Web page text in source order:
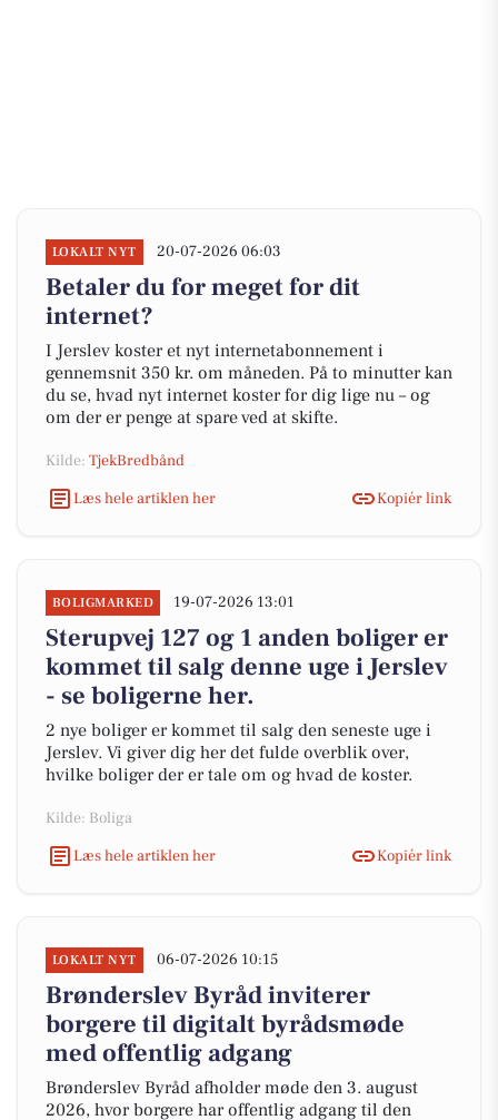
LOKALT NYT 20-07-2026 06:03
Betaler du for meget for dit
internet?
I Jerslev koster et nyt internetabonnement i
gennemsnit 350 kr. om måneden. På to minutter kan
du se, hvad nyt internet koster for dig lige nu – og
om der er penge at spare ved at skifte.
Kilde: TjekBredbånd
Læs hele artiklen her
Kopiér link
BOLIGMARKED 19-07-2026 13:01
Sterupvej 127 og 1 anden boliger er
kommet til salg denne uge i Jerslev
- se boligerne her.
2 nye boliger er kommet til salg den seneste uge i
Jerslev. Vi giver dig her det fulde overblik over,
hvilke boliger der er tale om og hvad de koster.
Kilde: Boliga
Læs hele artiklen her
Kopiér link
LOKALT NYT 06-07-2026 10:15
Brønderslev Byråd inviterer
borgere til digitalt byrådsmøde
med offentlig adgang
Brønderslev Byråd afholder møde den 3. august
2026, hvor borgere har offentlig adgang til den